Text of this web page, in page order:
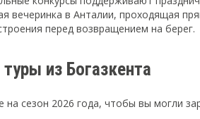
вечеринка в Анталии, проходящая
перед возвращением на берег.
из Богазкента
сезон 2026 года, чтобы вы могли